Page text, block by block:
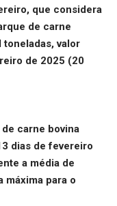
que considera
de carne
toneladas, valor
de 2025 (20
carne bovina
dias de fevereiro
a média de
máxima para o